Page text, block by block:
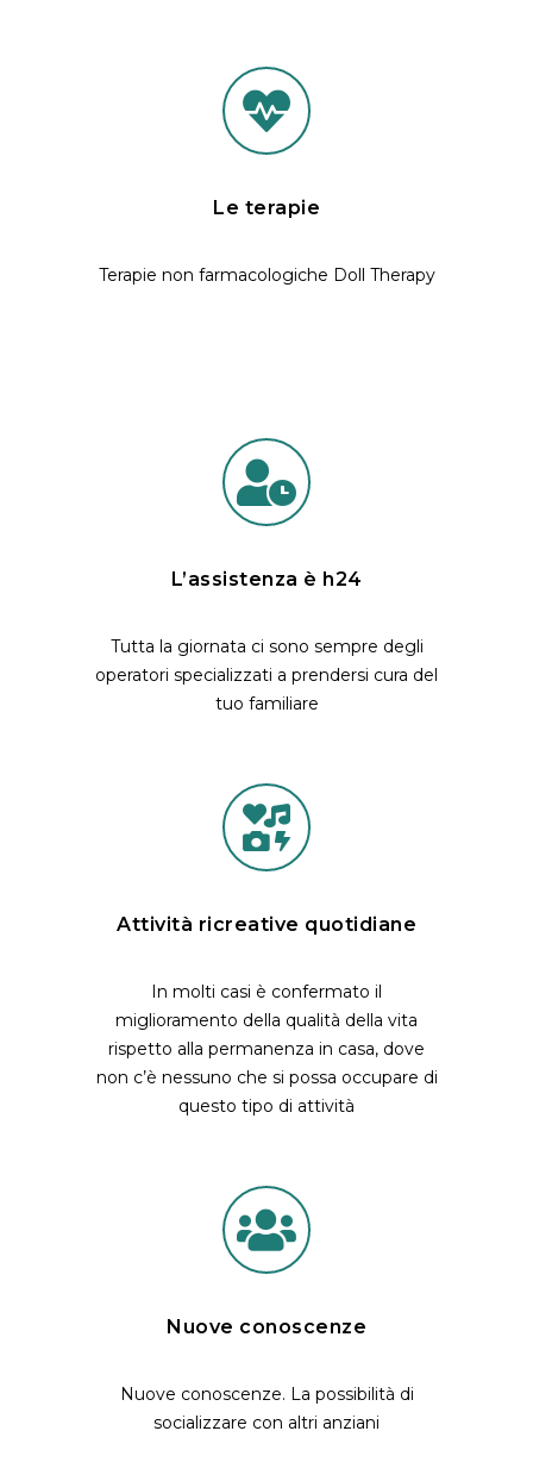
Le terapie
Terapie non farmacologiche Doll Therapy
L’assistenza è h24
Tutta la giornata ci sono sempre degli
operatori specializzati a prendersi cura del
tuo familiare
Attività ricreative quotidiane
In molti casi è confermato il
miglioramento della qualità della vita
rispetto alla permanenza in casa, dove
non c’è nessuno che si possa occupare di
questo tipo di attività
Nuove conoscenze
Nuove conoscenze. La possibilità di
socializzare con altri anziani